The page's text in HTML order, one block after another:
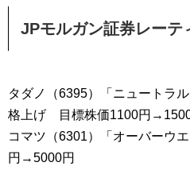
JPモルガン証券レーテ
タダノ（6395）「ニュートラ
格上げ 目標株価1100円
コマツ（6301）「オーバーウ
円→5000円